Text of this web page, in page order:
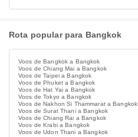
Rota popular para Bangkok
Voos de Bangkok a Bangkok
Voos de Chiang Mai a Bangkok
Voos de Taipei a Bangkok
Voos de Phuket a Bangkok
Voos de Hat Yai a Bangkok
Voos de Tokyo a Bangkok
Voos de Nakhon Si Thammarat a Bangkok
Voos de Surat Thani a Bangkok
Voos de Chiang Rai a Bangkok
Voos de Krabi a Bangkok
Voos de Udon Thani a Bangkok